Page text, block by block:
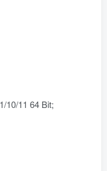
10/11 64 Bit;